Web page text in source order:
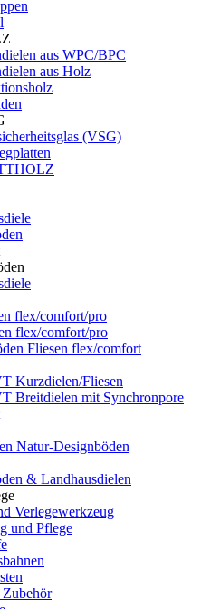
aus WPC/BPC
aus Holz
(VSG)
flex/comfort/pro
flex/comfort/pro
Fliesen flex/comfort
Kurzdielen/Fliesen
Breitdielen mit Synchronpore
Natur-Designböden
& Landhausdielen
Verlegewerkzeug
und Pflege
Zubehör